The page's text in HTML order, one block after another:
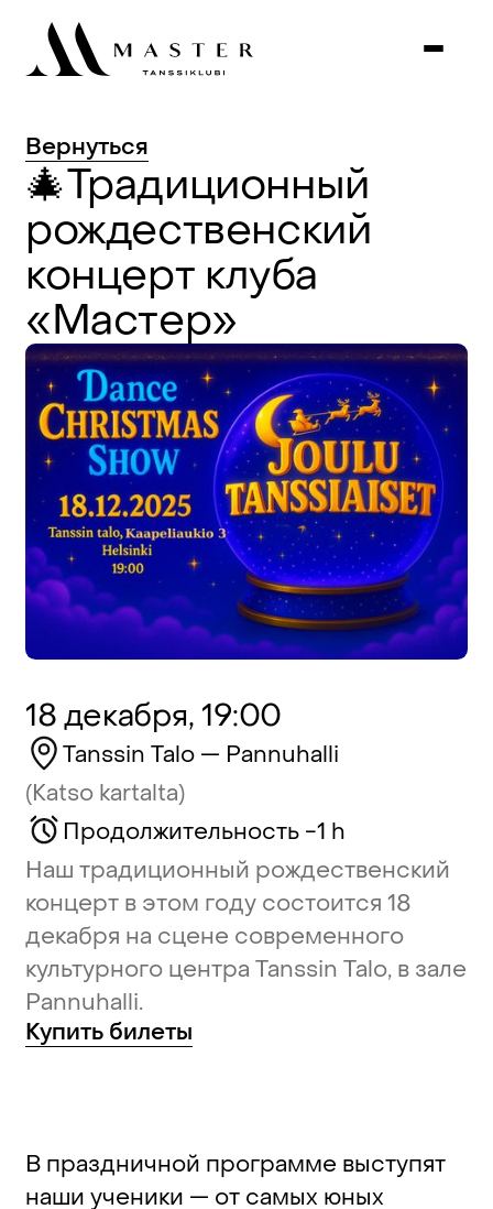
Вернуться
🎄Традиционный
рождественский
концерт клуба
«Мастер»
18 декабря, 19:00
Tanssin Talo — Pannuhalli
(Katso kartalta)
Продолжительность -1 h
Наш традиционный рождественский
концерт в этом году состоится 18
декабря на сцене современного
культурного центра Tanssin Talo, в зале
Pannuhalli.
Купить билеты
В праздничной программе выступят
наши ученики — от самых юных